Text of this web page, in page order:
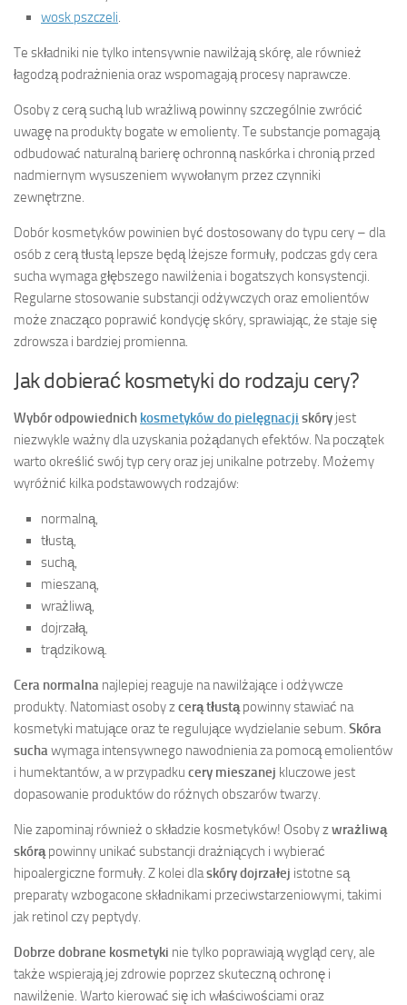
wosk pszczeli.
Te składniki nie tylko intensywnie nawilżają skórę, ale również
łagodzą podrażnienia oraz wspomagają procesy naprawcze.
Osoby z cerą suchą lub wrażliwą powinny szczególnie zwrócić
uwagę na produkty bogate w emolienty. Te substancje pomagają
odbudować naturalną barierę ochronną naskórka i chronią przed
nadmiernym wysuszeniem wywołanym przez czynniki
zewnętrzne.
Dobór kosmetyków powinien być dostosowany do typu cery – dla
osób z cerą tłustą lepsze będą lżejsze formuły, podczas gdy cera
sucha wymaga głębszego nawilżenia i bogatszych konsystencji.
Regularne stosowanie substancji odżywczych oraz emolientów
może znacząco poprawić kondycję skóry, sprawiając, że staje się
zdrowsza i bardziej promienna.
Jak dobierać kosmetyki do rodzaju cery?
Wybór odpowiednich kosmetyków do pielęgnacji skóry jest
niezwykle ważny dla uzyskania pożądanych efektów. Na początek
warto określić swój typ cery oraz jej unikalne potrzeby. Możemy
wyróżnić kilka podstawowych rodzajów:
normalną,
tłustą,
suchą,
mieszaną,
wrażliwą,
dojrzałą,
trądzikową.
Cera normalna najlepiej reaguje na nawilżające i odżywcze
produkty. Natomiast osoby zcerą tłustąpowinny stawiać na
kosmetyki matujące oraz te regulujące wydzielanie sebum. Skóra
suchawymaga intensywnego nawodnienia za pomocą emolientów
i humektantów, a w przypadku cery mieszanej kluczowe jest
dopasowanie produktów do różnych obszarów twarzy.
Nie zapominaj również o składzie kosmetyków! Osoby zwrażliwą
skórąpowinny unikać substancji drażniących i wybierać
hipoalergiczne formuły. Z kolei dlaskóry dojrzałej istotne są
preparaty wzbogacone składnikami przeciwstarzeniowymi, takimi
jak retinol czy peptydy.
Dobrze dobrane kosmetyki nie tylko poprawiają wygląd cery, ale
także wspierają jej zdrowie poprzez skuteczną ochronę i
nawilżenie. Warto kierować się ich właściwościami oraz